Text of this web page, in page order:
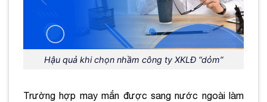
Hậu quả khi chọn nhầm công ty XKLĐ “dỏm”
Trường hợp may mắn được sang nước ngoài làm